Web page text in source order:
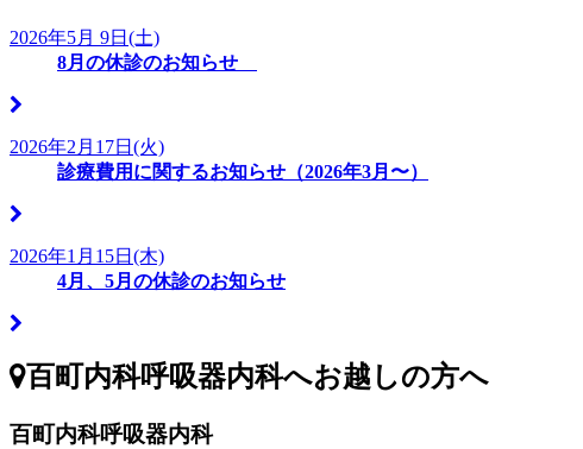
2026年5月 9日(土)
8月の休診のお知らせ
2026年2月17日(火)
診療費用に関するお知らせ（2026年3月〜）
2026年1月15日(木)
4月、5月の休診のお知らせ
百町内科呼吸器内科へお越しの方へ
百町内科呼吸器内科